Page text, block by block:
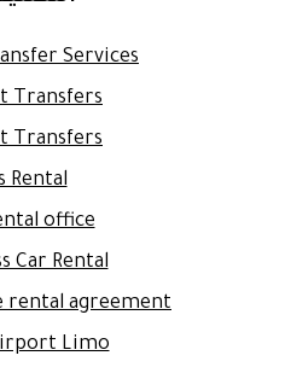
Services
Transfers
Transfers
Rental
office
Car Rental
rental agreement
Limo